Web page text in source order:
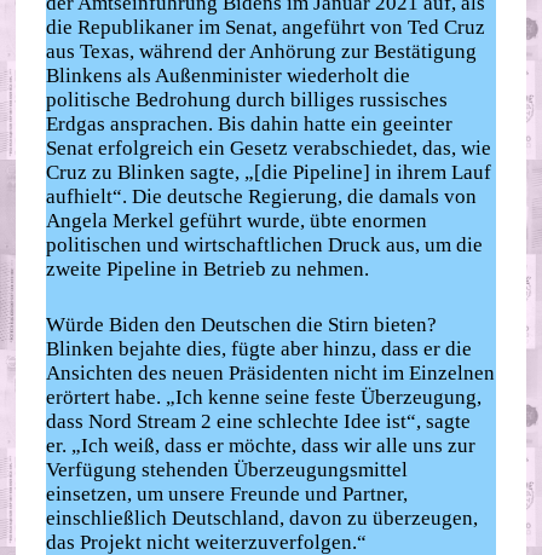
die Republikaner im Senat, angeführt von Ted Cruz
aus Texas, während der Anhörung zur Bestätigung
Blinkens als Außenminister wiederholt die
politische Bedrohung durch billiges russisches
Erdgas ansprachen. Bis dahin hatte ein geeinter
Senat erfolgreich ein Gesetz verabschiedet, das, wie
Cruz zu Blinken sagte, „[die Pipeline] in ihrem Lauf
aufhielt“. Die deutsche Regierung, die damals von
Angela Merkel geführt wurde, übte enormen
politischen und wirtschaftlichen Druck aus, um die
zweite Pipeline in Betrieb zu nehmen.
Würde Biden den Deutschen die Stirn bieten?
Blinken bejahte dies, fügte aber hinzu, dass er die
Ansichten des neuen Präsidenten nicht im Einzelnen
erörtert habe. „Ich kenne seine feste Überzeugung,
dass Nord Stream 2 eine schlechte Idee ist“, sagte
er. „Ich weiß, dass er möchte, dass wir alle uns zur
Verfügung stehenden Überzeugungsmittel
einsetzen, um unsere Freunde und Partner,
einschließlich Deutschland, davon zu überzeugen,
das Projekt nicht weiterzuverfolgen.“